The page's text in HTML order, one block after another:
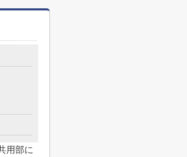
用部に